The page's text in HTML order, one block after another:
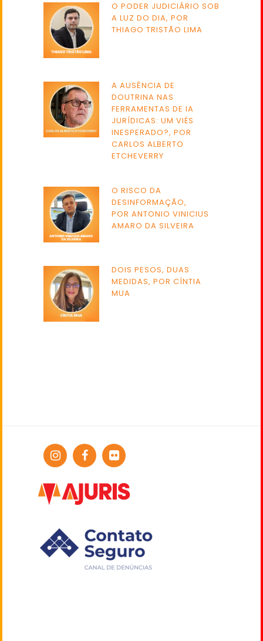
O PODER JUDICIÁRIO SOB
A LUZ DO DIA, POR
THIAGO TRISTÃO LIMA
A AUSÊNCIA DE
DOUTRINA NAS
FERRAMENTAS DE IA
JURÍDICAS: UM VIÉS
INESPERADO?, POR
CARLOS ALBERTO
ETCHEVERRY
O RISCO DA
DESINFORMAÇÃO,
POR ANTONIO VINICIUS
AMARO DA SILVEIRA
DOIS PESOS, DUAS
MEDIDAS, POR CÍNTIA
MUA